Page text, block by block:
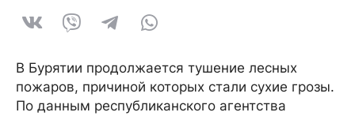
В Бурятии продолжается тушение лесных
пожаров, причиной которых стали сухие грозы.
По данным республиканского агентства